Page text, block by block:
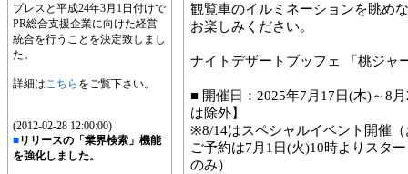
プレスと平成24年3月1日付けで
PR総合支援企業に向けた経営
統合を行うことを決定致しまし
た。
詳細はこちら をご覧下さい。
(2012-02-28 12:00:00)
■リリースの「業界検索」機能
を強化しました。
観覧車のイルミネーションを眺め
お楽しみください。
ナイトデザートブッフェ 「桃ジャ
■ 開催日：2025年7月17日(木)～8
は除外】
※8/14はスペシャルイベント開催
ご予約は7月1日(火)10時よりスタ
のみ）